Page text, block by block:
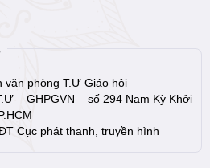
văn phòng T.Ư Giáo hội
– GHPGVN – số 294 Nam Kỳ Khởi
Cục phát thanh, truyền hình